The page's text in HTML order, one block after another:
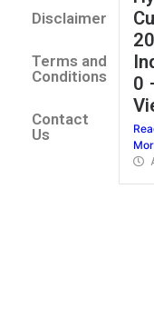
Disclaimer
Terms and
Conditions
Contact
Us
0